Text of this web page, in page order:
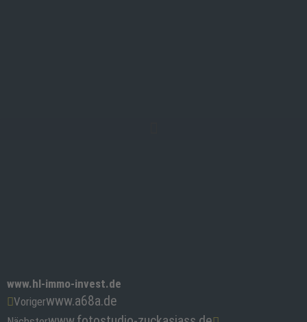
www.hl-immo-invest.de
Zurück
Vorigerwww.a68a.de